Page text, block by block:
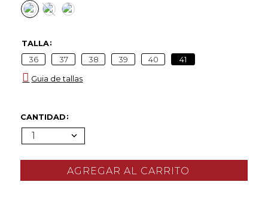
TALLA
36 37 38 39 40 41
Guia de tallas
CANTIDAD
1